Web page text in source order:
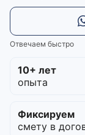
Отвечаем быстро
10+ лет
опыта
Фиксируем
смету в